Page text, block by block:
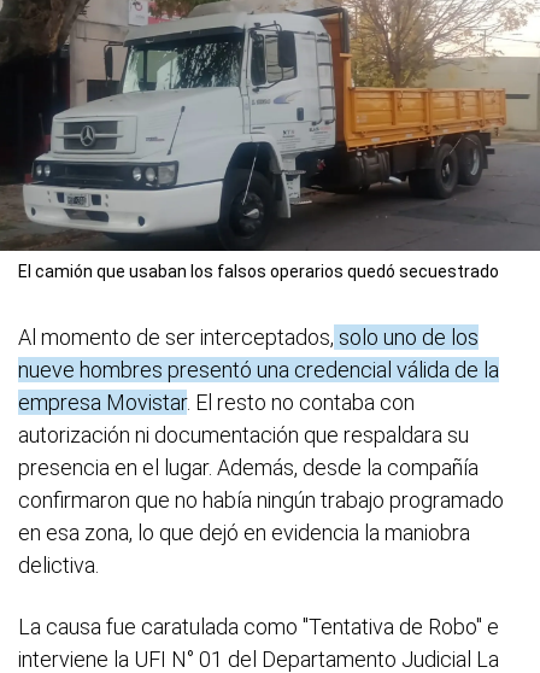
El camión que usaban los falsos operarios quedó secuestrado
Al momento de ser interceptados, solo uno de los
nueve hombres presentó una credencial válida de la
empresa Movistar. El resto no contaba con
autorización ni documentación que respaldara su
presencia en el lugar. Además, desde la compañía
confirmaron que no había ningún trabajo programado
en esa zona, lo que dejó en evidencia la maniobra
delictiva.
La causa fue caratulada como "Tentativa de Robo" e
interviene la UFI N° 01 del Departamento Judicial La